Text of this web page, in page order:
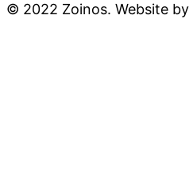
© 2022 Zoinos. Website by